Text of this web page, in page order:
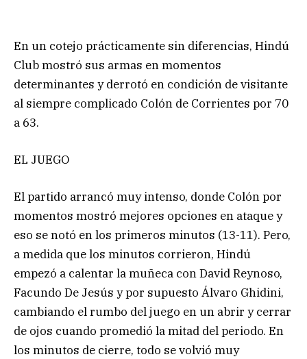
En un cotejo prácticamente sin diferencias, Hindú
Club mostró sus armas en momentos
determinantes y derrotó en condición de visitante
al siempre complicado Colón de Corrientes por 70
a 63.
EL JUEGO
El partido arrancó muy intenso, donde Colón por
momentos mostró mejores opciones en ataque y
eso se notó en los primeros minutos (13-11). Pero,
a medida que los minutos corrieron, Hindú
empezó a calentar la muñeca con David Reynoso,
Facundo De Jesús y por supuesto Álvaro Ghidini,
cambiando el rumbo del juego en un abrir y cerrar
de ojos cuando promedió la mitad del periodo. En
los minutos de cierre, todo se volvió muy